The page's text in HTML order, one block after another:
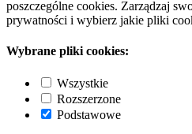
poszczególne cookies. Zarządzaj
prywatności i wybierz jakie pliki
Wybrane pliki cookies:
Wszystkie
Rozszerzone
Podstawowe